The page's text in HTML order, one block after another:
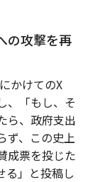
の攻撃を再
かけてのX
、「もし、そ
ら、政府支出
ず、この史上
成票を投じた
る」と投稿し